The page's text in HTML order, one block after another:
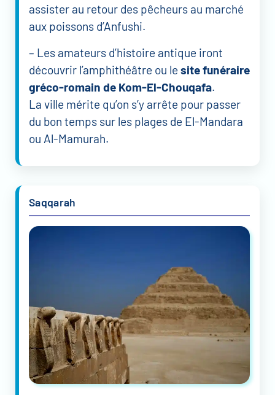
assister au retour des pêcheurs au marché
aux poissons d’Anfushi.
– Les amateurs d’histoire antique iront
découvrir l’amphithéâtre ou le site funéraire
gréco-romain de Kom-El-Chouqafa.
La ville mérite qu’on s’y arrête pour passer
du bon temps sur les plages de El-Mandara
ou Al-Mamurah.
Saqqarah